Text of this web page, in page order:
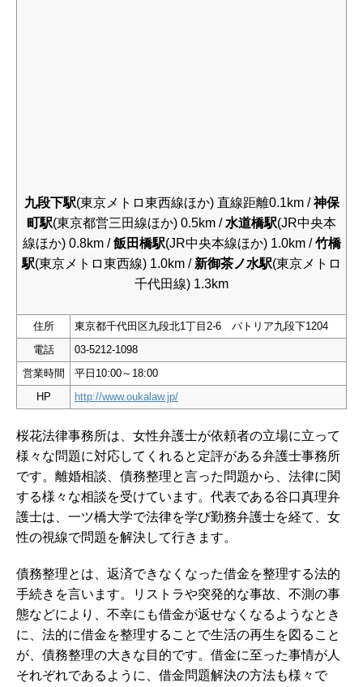
九段下駅(東京メトロ東西線ほか) 直線距離0.1km /神保
町駅(東京都営三田線ほか) 0.5km / 水道橋駅(JR中央本
線ほか) 0.8km /飯田橋駅(JR中央本線ほか) 1.0km /竹橋
駅(東京メトロ東西線) 1.0km / 新御茶ノ水駅(東京メトロ
千代田線) 1.3km
住所
東京都千代田区九段北1丁目2-6 パトリア九段下1204
電話
03-5212-1098
営業時間
平日10:00～18:00
HP
http://www.oukalaw.jp/
桜花法律事務所は、女性弁護士が依頼者の立場に立って
様々な問題に対応してくれると定評がある弁護士事務所
です。離婚相談、債務整理と言った問題から、法律に関
する様々な相談を受けています。代表である谷口真理弁
護士は、一ツ橋大学で法律を学び勤務弁護士を経て、女
性の視線で問題を解決して行きます。
債務整理とは、返済できなくなった借金を整理する法的
手続きを言います。リストラや突発的な事故、不測の事
態などにより、不幸にも借金が返せなくなるようなとき
に、法的に借金を整理することで生活の再生を図ること
が、債務整理の大きな目的です。借金に至った事情が人
それぞれであるように、借金問題解決の方法も様々で